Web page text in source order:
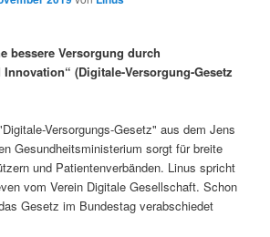
bessere Versorgung durch
(Digitale-Versorgung-Gesetz
Versorgungs-Gesetz" aus dem Jens
Gesundheitsministerium sorgt für breite
und Patientenverbänden. Linus spricht
vom Verein Digitale Gesellschaft. Schon
Gesetz im Bundestag verabschiedet